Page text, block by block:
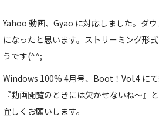
Yahoo 動画、Gyao に対応しました。ダ
になったと思います。ストリーミング形
うです(^^;
Windows 100% 4月号、Boot！Vol.4 にて
『動画閲覧のときには欠かせないね～』
宜しくお願いします。